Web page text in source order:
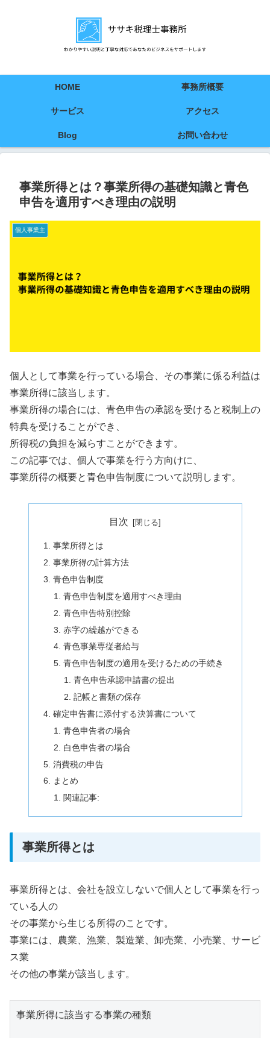
HOME 事務所概要
サービス アクセス
Blog お問い合わせ
事業所得とは？事業所得の基礎知識と青色
申告を適用すべき理由の説明
個人事業主
個人として事業を行っている場合、その事業に係る利益は
事業所得に該当します。
事業所得の場合には、青色申告の承認を受けると税制上の
特典を受けることができ、
所得税の負担を減らすことができます。
この記事では、個人で事業を行う方向けに、
事業所得の概要と青色申告制度について説明します。
目次
事業所得とは
事業所得の計算方法
青色申告制度
青色申告制度を適用すべき理由
青色申告特別控除
赤字の繰越ができる
青色事業専従者給与
青色申告制度の適用を受けるための手続き
青色申告承認申請書の提出
記帳と書類の保存
確定申告書に添付する決算書について
青色申告者の場合
白色申告者の場合
消費税の申告
まとめ
関連記事:
事業所得とは
事業所得とは、会社を設立しないで個人として事業を行っ
ている人の
その事業から生じる所得のことです。
事業には、農業、漁業、製造業、卸売業、小売業、サービ
ス業
その他の事業が該当します。
事業所得に該当する事業の種類